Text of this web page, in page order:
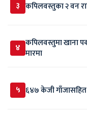
३ कपिलवस्तुका २ वन
४ कपिलवस्तुमा खाना
मारमा
५ ६४७ केजी गाँजासहित